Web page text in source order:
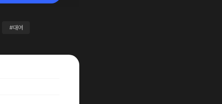
#대여